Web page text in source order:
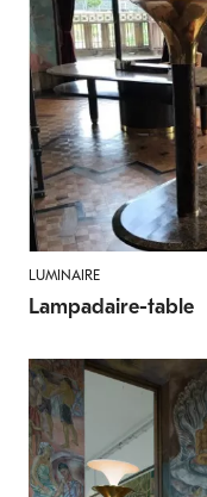
LUMINAIRE
Lampadaire-table